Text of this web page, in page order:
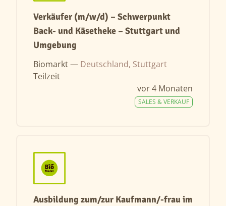
Verkäufer (m/w/d) – Schwerpunkt
Back- und Käsetheke – Stuttgart und
Umgebung
Biomarkt — Deutschland, Stuttgart
Teilzeit
vor 4 Monaten
SALES & VERKAUF
Ausbildung zum/zur Kaufmann/-frau im